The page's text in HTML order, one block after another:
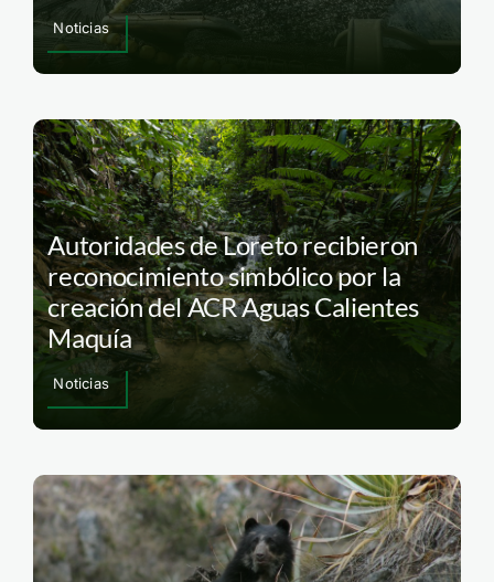
Noticias
Autoridades de Loreto recibieron
reconocimiento simbólico por la
creación del ACR Aguas Calientes
Maquía
Noticias